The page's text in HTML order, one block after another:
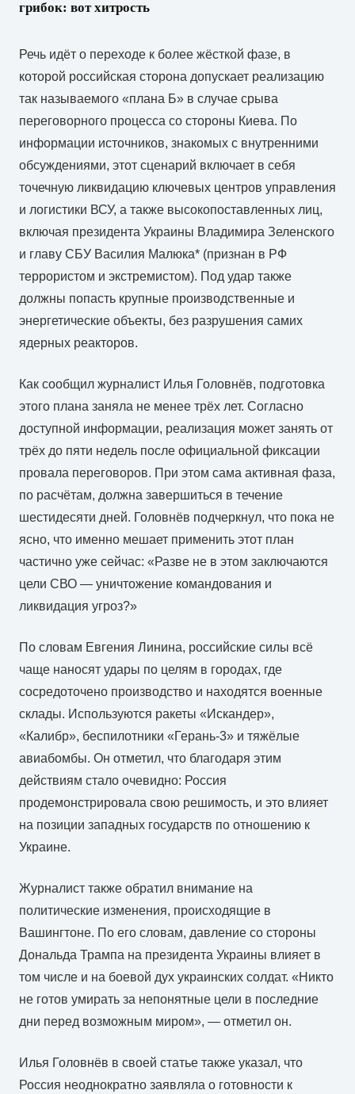
грибок: вот хитрость
Речь идёт о переходе к более жёсткой фазе, в
которой российская сторона допускает реализацию
так называемого «плана Б» в случае срыва
переговорного процесса со стороны Киева. По
информации источников, знакомых с внутренними
обсуждениями, этот сценарий включает в себя
точечную ликвидацию ключевых центров управления
и логистики ВСУ, а также высокопоставленных лиц,
включая президента Украины Владимира Зеленского
и главу СБУ Василия Малюка* (признан в РФ
террористом и экстремистом). Под удар также
должны попасть крупные производственные и
энергетические объекты, без разрушения самих
ядерных реакторов.
Как сообщил журналист Илья Головнёв, подготовка
этого плана заняла не менее трёх лет. Согласно
доступной информации, реализация может занять от
трёх до пяти недель после официальной фиксации
провала переговоров. При этом сама активная фаза,
по расчётам, должна завершиться в течение
шестидесяти дней. Головнёв подчеркнул, что пока не
ясно, что именно мешает применить этот план
частично уже сейчас: «Разве не в этом заключаются
цели СВО — уничтожение командования и
ликвидация угроз?»
По словам Евгения Линина, российские силы всё
чаще наносят удары по целям в городах, где
сосредоточено производство и находятся военные
склады. Используются ракеты «Искандер»,
«Калибр», беспилотники «Герань-3» и тяжёлые
авиабомбы. Он отметил, что благодаря этим
действиям стало очевидно: Россия
продемонстрировала свою решимость, и это влияет
на позиции западных государств по отношению к
Украине.
Журналист также обратил внимание на
политические изменения, происходящие в
Вашингтоне. По его словам, давление со стороны
Дональда Трампа на президента Украины влияет в
том числе и на боевой дух украинских солдат. «Никто
не готов умирать за непонятные цели в последние
дни перед возможным миром», — отметил он.
Илья Головнёв в своей статье также указал, что
Россия неоднократно заявляла о готовности к